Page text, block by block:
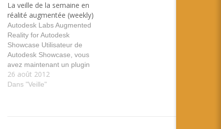
#OpenGL #ofxUVC
#ofxQTKitVideoGrabber
#ofxYAML #ofxUI
#ofxXMLSettings Un Alien
en réalité augmentée sur
votre T-shirt ? | Ufunk.net
Comment dynamiser son T-
shirt? tags: #Usage #fun
#iPhone #Unity Actualité >
La veille de la semaine en
réalité augmentée (weekly)
Autodesk Labs Augmented
Reality for Autodesk
Showcase Utilisateur de
Autodesk Showcase, vous
avez maintenant un plugin
pour utiliser facilement de la
réalité augmentée ! tags:
26 août 2012
Dans "Veille"